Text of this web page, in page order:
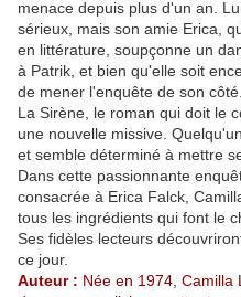
menace depuis plus d'un an.
sérieux, mais son amie Erica,
en littérature, soupçonne un
à Patrik, et bien qu'elle soit
de mener l'enquête de son
La Sirène, le roman qui doit le
une nouvelle missive.
et semble déterminé à mettre
Dans cette passionnante
consacrée à Erica Falck,
tous les ingrédients qui font le
Ses fidèles lecteurs
ce jour.
Auteur : Née en 1974,